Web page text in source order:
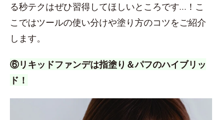
る秒テクはぜひ習得してほしいところです…！こ
こではツールの使い分けや塗り方のコツをご紹介
します。
⑥リキッドファンデは指塗り＆パフのハイブリッ
ド！